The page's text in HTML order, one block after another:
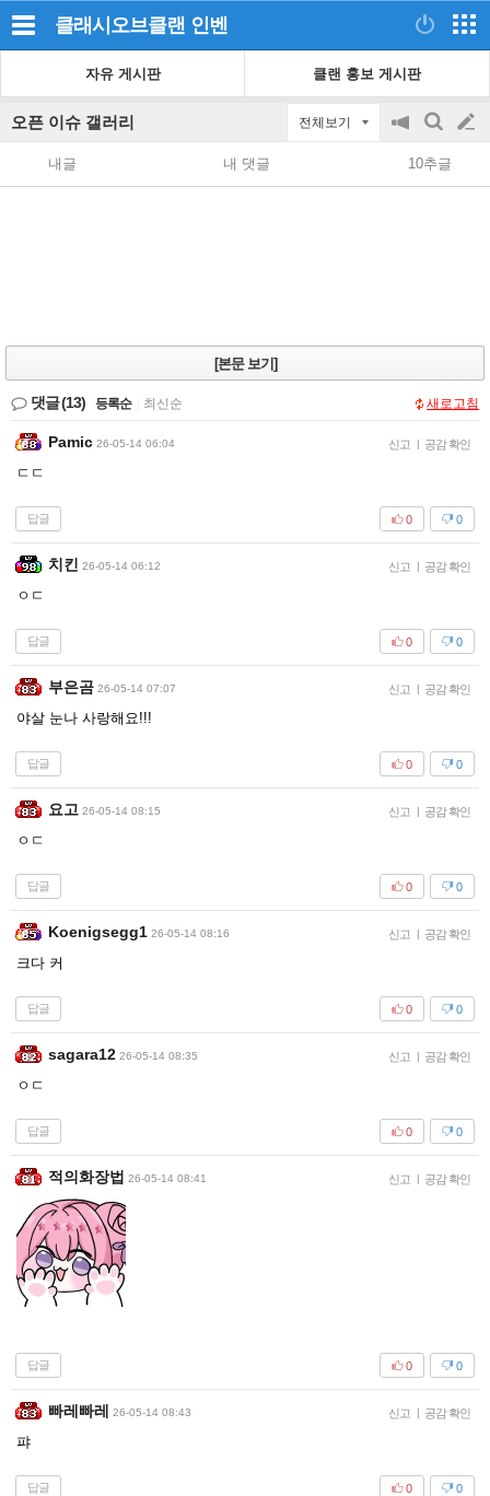
클래시오브클랜 인벤
자유 게시판 클랜 홍보 게시판
오픈 이슈 갤러리 전체보기
공
지
on/off
검
색
글
쓰
내글 내 댓글 10추글
[본문 보기]
댓글(13) 등록순 최신순 새로고침
Pamic 26-05-14 06:04 신고 | 공감 확인
ㄷㄷ
답글 0
0
치킨 26-05-14 06:12 신고 | 공감 확인
ㅇㄷ
답글 0
0
부은곰 26-05-14 07:07 신고 | 공감 확인
야살 눈나 사랑해요!!!
답글 0
0
요고 26-05-14 08:15 신고 | 공감 확인
ㅇㄷ
답글 0
0
Koenigsegg1 26-05-14 08:16 신고 | 공감 확인
크다 커
답글 0
0
sagara12 26-05-14 08:35 신고 | 공감 확인
ㅇㄷ
답글 0
0
적의화장법 26-05-14 08:41 신고 | 공감 확인
답글 0
0
빠레빠레 26-05-14 08:43 신고 | 공감 확인
퍄
답글 0
0